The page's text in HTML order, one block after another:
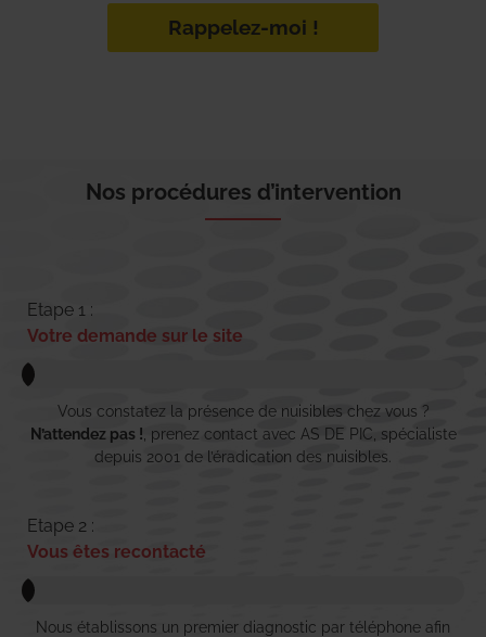
Rappelez-moi !
Nos procédures d’intervention
Etape 1 :
Votre demande sur le site
Vous constatez la présence de nuisibles chez vous ?
N’attendez pas ! , prenez contact avec AS DE PIC, spécialiste
depuis 2001 de l’éradication des nuisibles.
Etape 2 :
Vous êtes recontacté
Nous établissons un premier diagnostic par téléphone afin